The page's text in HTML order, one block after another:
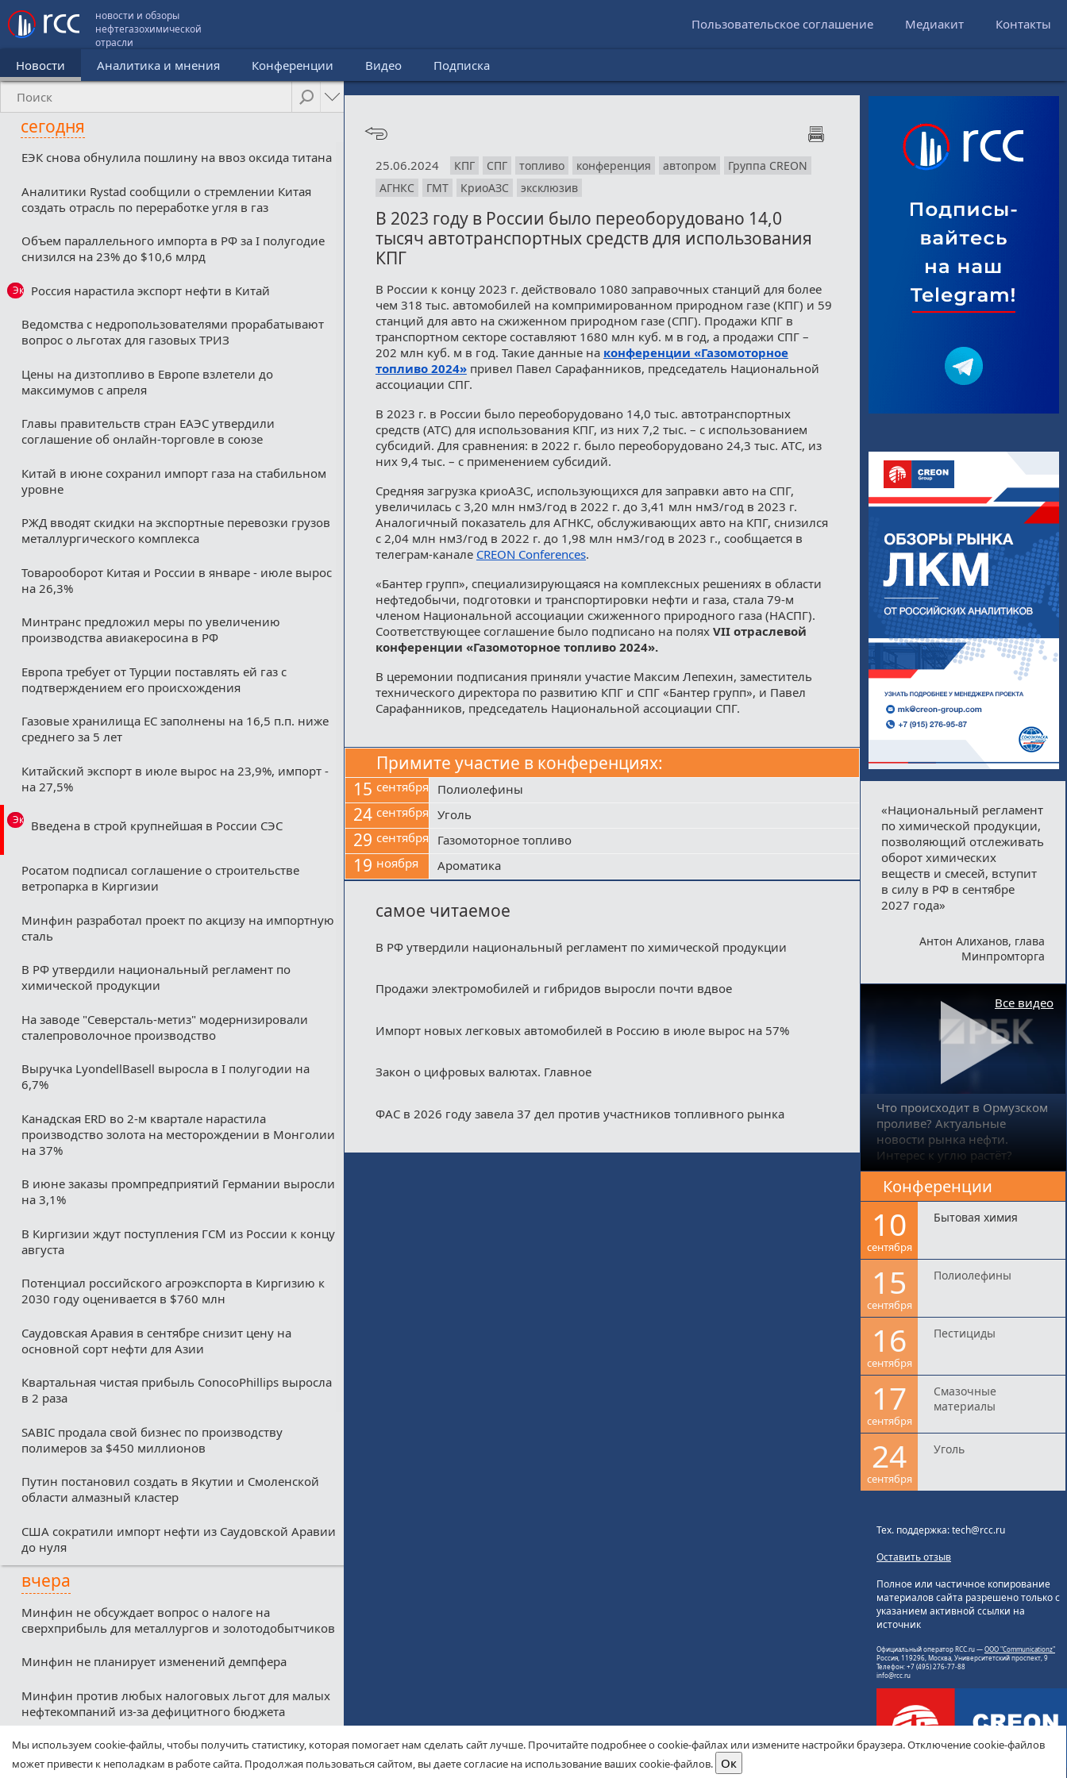
новости и обзоры
нефтегазохимической
отрасли
Пользовательское соглашение Медиакит Контакты
Новости Аналитика и мнения Конференции Видео Подписка
сегодня
ЕЭК снова обнулила пошлину на ввоз оксида титана
Аналитики Rystad сообщили о стремлении Китая
создать отрасль по переработке угля в газ
Объем параллельного импорта в РФ за I полугодие
снизился на 23% до $10,6 млрд
Эксклюзив
Россия нарастила экспорт нефти в Китай
Ведомства с недропользователями прорабатывают
вопрос о льготах для газовых ТРИЗ
Цены на дизтопливо в Европе взлетели до
максимумов с апреля
Главы правительств стран ЕАЭС утвердили
соглашение об онлайн-торговле в союзе
Китай в июне сохранил импорт газа на стабильном
уровне
РЖД вводят скидки на экспортные перевозки грузов
металлургического комплекса
Товарооборот Китая и России в январе - июле вырос
на 26,3%
Минтранс предложил меры по увеличению
производства авиакеросина в РФ
Европа требует от Турции поставлять ей газ с
подтверждением его происхождения
Газовые хранилища ЕС заполнены на 16,5 п.п. ниже
среднего за 5 лет
Китайский экспорт в июле вырос на 23,9%, импорт -
на 27,5%
Эксклюзив
Введена в строй крупнейшая в России СЭС
Росатом подписал соглашение о строительстве
ветропарка в Киргизии
Минфин разработал проект по акцизу на импортную
сталь
В РФ утвердили национальный регламент по
химической продукции
На заводе "Северсталь-метиз" модернизировали
сталепроволочное производство
Выручка LyondellBasell выросла в I полугодии на
6,7%
Канадская ERD во 2-м квартале нарастила
производство золота на месторождении в Монголии
на 37%
В июне заказы промпредприятий Германии выросли
на 3,1%
В Киргизии ждут поступления ГСМ из России к концу
августа
Потенциал российского агроэкспорта в Киргизию к
2030 году оценивается в $760 млн
Саудовская Аравия в сентябре снизит цену на
основной сорт нефти для Азии
Квартальная чистая прибыль ConocoPhillips выросла
в 2 раза
SABIC продала свой бизнес по производству
полимеров за $450 миллионов
Путин постановил создать в Якутии и Смоленской
области алмазный кластер
США сократили импорт нефти из Саудовской Аравии
до нуля
вчера
Минфин не обсуждает вопрос о налоге на
сверхприбыль для металлургов и золотодобытчиков
Минфин не планирует изменений демпфера
Минфин против любых налоговых льгот для малых
нефтекомпаний из-за дефицитного бюджета
Соглашение о свободной торговле между ЕАЭС и
ОАЭ вступит в силу с 6 октября
25.06.2024 КПГ СПГ топливо конференция автопром
Группа CREON
АГНКС
ГМТ КриоАЗС эксклюзив
В 2023 году в России было переоборудовано 14,0
тысяч автотранспортных средств для использования
КПГ
В России к концу 2023 г. действовало 1080 заправочных станций для более
чем 318 тыс. автомобилей на компримированном природном газе (КПГ) и 59
станций для авто на сжиженном природном газе (СПГ). Продажи КПГ в
транспортном секторе составляют 1680 млн куб. м в год, а продажи СПГ –
202 млн куб. м в год. Такие данные на конференции «Газомоторное
топливо 2024»привел Павел Сарафанников, председатель Национальной
ассоциации СПГ.
В 2023 г. в России было переоборудовано 14,0 тыс. автотранспортных
средств (АТС) для использования КПГ, из них 7,2 тыс. – с использованием
субсидий. Для сравнения: в 2022 г. было переоборудовано 24,3 тыс. АТС, из
них 9,4 тыс. – с применением субсидий.
Средняя загрузка криоАЗС, использующихся для заправки авто на СПГ,
увеличилась с 3,20 млн нм3/год в 2022 г. до 3,41 млн нм3/год в 2023 г.
Аналогичный показатель для АГНКС, обслуживающих авто на КПГ, снизился
с 2,04 млн нм3/год в 2022 г. до 1,98 млн нм3/год в 2023 г., сообщается в
телеграм-канале CREON Conferences.
«Бантер групп», специализирующаяся на комплексных решениях в области
нефтедобычи, подготовки и транспортировки нефти и газа, стала 79-м
членом Национальной ассоциации сжиженного природного газа (НАСПГ).
Соответствующее соглашение было подписано на полях VII отраслевой
конференции «Газомоторное топливо 2024».
В церемонии подписания приняли участие Максим Лепехин, заместитель
технического директора по развитию КПГ и СПГ «Бантер групп», и Павел
Сарафанников, председатель Национальной ассоциации СПГ.
Примите участие в конференциях:
15 сентября Полиолефины
24 сентября Уголь
29 сентября Газомоторное топливо
19 ноября Ароматика
самое читаемое
В РФ утвердили национальный регламент по химической продукции
Продажи электромобилей и гибридов выросли почти вдвое
Импорт новых легковых автомобилей в Россию в июле вырос на 57%
Закон о цифровых валютах. Главное
ФАС в 2026 году завела 37 дел против участников топливного рынка
«Национальный регламент
по химической продукции,
позволяющий отслеживать
оборот химических
веществ и смесей, вступит
в силу в РФ в сентябре
2027 года»
Антон Алиханов, глава
Минпромторга
Что происходит в Ормузском
проливе? Актуальные
новости рынка нефти.
Интерес к углю растёт?
Все видео
Конференции
10
сентября
Бытовая химия
15
сентября
Полиолефины
16
сентября
Пестициды
17
сентября
Смазочные
материалы
24
сентября
Уголь
Тех. поддержка: tech@rcc.ru
Оставить отзыв
Полное или частичное копирование
материалов сайта разрешено только с
указанием активной ссылки на
источник
Официальный оператор RCC.ru —ООО "Communicationz"
Россия, 119296, Москва, Университетский проспект, 9
Телефон: +7 (495) 276-77-88
info@rcc.ru
Мы используем cookie-файлы, чтобы получить статистику, которая помогает нам сделать сайт лучше. Прочитайте подробнее о cookie-файлах или измените настройки браузера. Отключение cookie-файлов
может привести к неполадкам в работе сайта. Продолжая пользоваться сайтом, вы даете согласие на использование ваших cookie-файлов.